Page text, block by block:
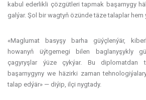
kabul ederlikli çözgütleri tapmak başarnygy
galýar. Şol bir wagtyň özünde täze talaplar hem
«Maglumat basyşy barha güýçlenýär,
howanyň üýtgemegi bilen baglanyşykly
çagyryşlar ýüze çykýar. Bu diplomatdan
başarnygyny we häzirki zaman
talap edýär» — diýip, ilçi nygtady.